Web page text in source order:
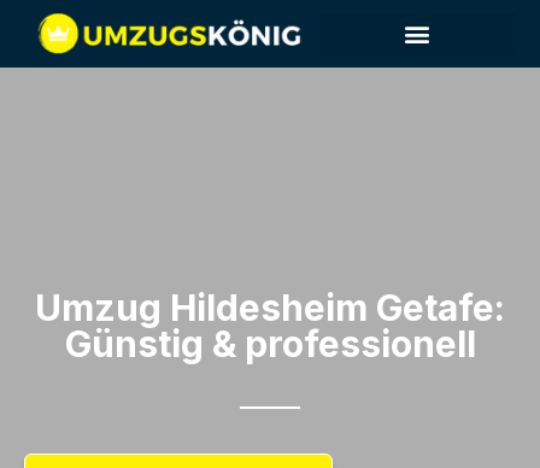
Umzug Hildesheim​ Getafe:
Günstig & professionell​